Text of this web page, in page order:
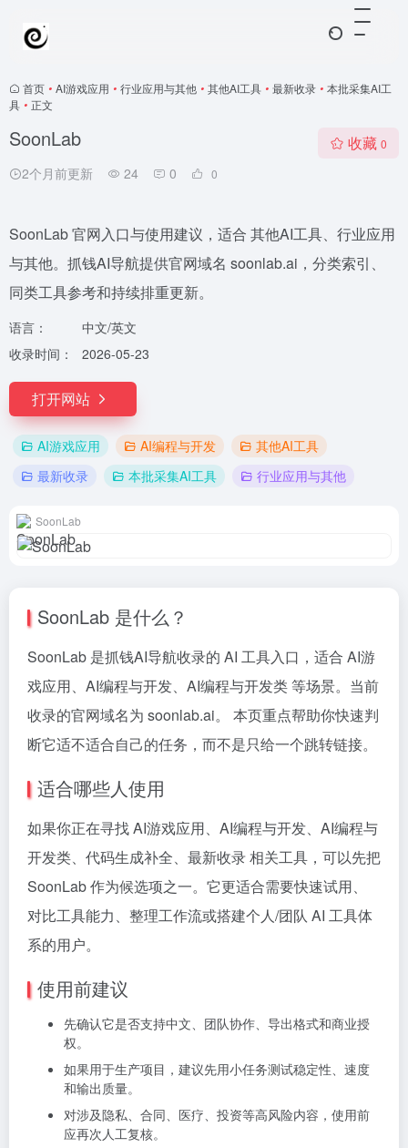
首页 • AI游戏应用 • 行业应用与其他 • 其他AI工具 • 最新收录 • 本批采集AI工
具 • 正文
SoonLab
2个月前更新 24 0 0
收藏 0
SoonLab 官网入口与使用建议，适合 其他AI工具、行业应用
与其他。抓钱AI导航提供官网域名 soonlab.ai，分类索引、
同类工具参考和持续排重更新。
语言：
中文/英文
收录时间：
2026-05-23
打开网站
AI游戏应用 AI编程与开发
其他AI工具
最新收录
本批采集AI工具 行业应用与其他
SoonLab
SoonLab 是什么？
SoonLab 是抓钱AI导航收录的 AI 工具入口，适合 AI游
戏应用、AI编程与开发、AI编程与开发类 等场景。当前
收录的官网域名为 soonlab.ai。 本页重点帮助你快速判
断它适不适合自己的任务，而不是只给一个跳转链接。
适合哪些人使用
如果你正在寻找 AI游戏应用、AI编程与开发、AI编程与
开发类、代码生成补全、最新收录 相关工具，可以先把
SoonLab 作为候选项之一。它更适合需要快速试用、
对比工具能力、整理工作流或搭建个人/团队 AI 工具体
系的用户。
使用前建议
先确认它是否支持中文、团队协作、导出格式和商业授
权。
如果用于生产项目，建议先用小任务测试稳定性、速度
和输出质量。
对涉及隐私、合同、医疗、投资等高风险内容，使用前
应再次人工复核。